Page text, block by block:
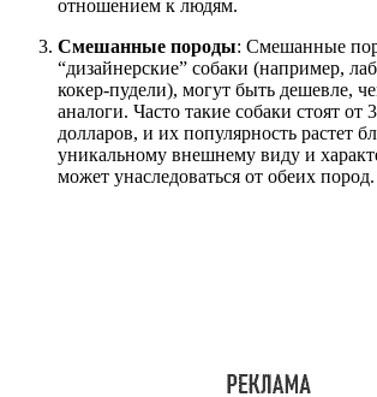
отношением к людям.
Смешанные породы: Смешанные
“дизайнерские” собаки (например,
кокер-пудели), могут быть дешевле,
аналоги. Часто такие собаки стоят от
долларов, и их популярность растет
уникальному внешнему виду и
может унаследоваться от обеих пород.